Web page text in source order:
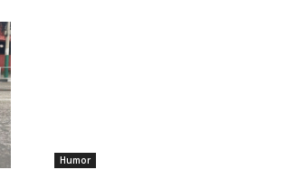
Humor